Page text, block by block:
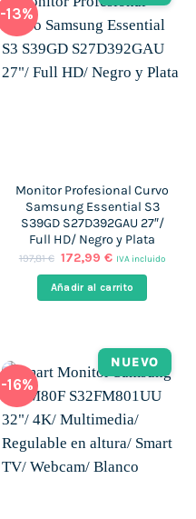
-13%
Monitor Profesional Curvo
Samsung Essential S3
S39GD S27D392GAU 27″/
Full HD/ Negro y Plata
197,81€ El
original
era:
172,99€El
actual
es:
IVA incluido
Añadir al carrito
-16%
NUEVO